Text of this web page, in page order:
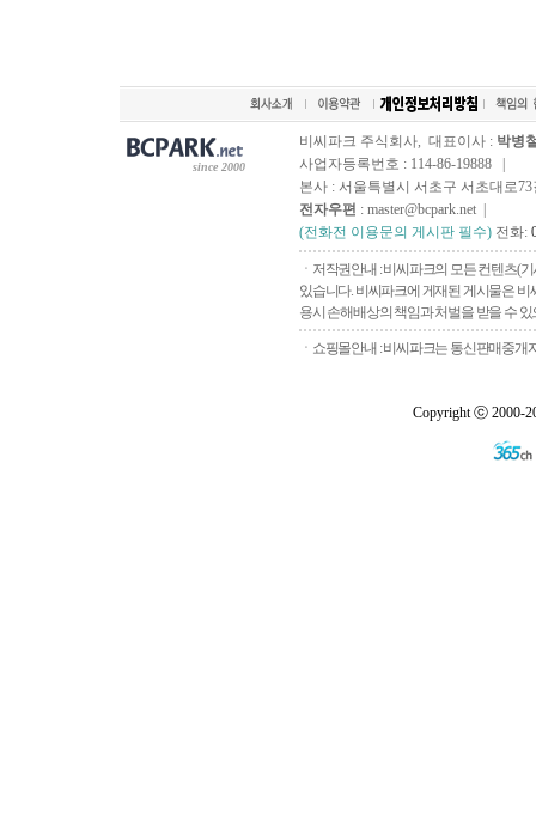
since 2000
비씨파크 주식회사, 대표이사 : 박병
사업자등록번호 : 114-86-19888 |
본사 : 서울특별시 서초구 서초대로73
전자우편 : master@bcpark.net |
(전화전 이용문의 게시판 필수) 전화:
ㆍ저작권안내 : 비씨파크의 모든 컨텐츠(
있습니다. 비씨파크에 게재된 게시물은
용시 손해배상의 책임과 처벌을 받을 수
ㆍ쇼핑몰안내 : 비씨파크는 통신판매중개
Copyright ⓒ 2000-